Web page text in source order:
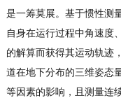
是一筹莫展。基于惯性测
自身在运行过程中角速度
的解算而获得其运动轨迹
道在地下分布的三维姿态
等因素的影响，且测量连